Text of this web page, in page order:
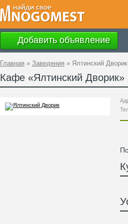
Добавить объявление
Главная » Заведения » Ялтинский Дворик
Кафе «Ялтинский Дворик»